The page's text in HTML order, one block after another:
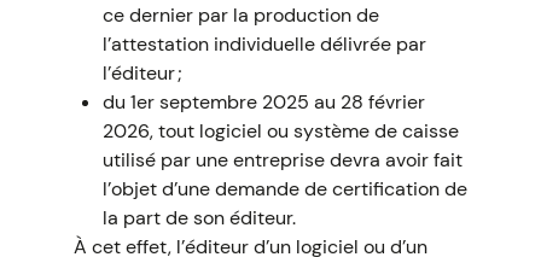
ce dernier par la production de
l’attestation individuelle délivrée par
l’éditeur ;
du 1er septembre 2025 au 28 février
2026, tout logiciel ou système de caisse
utilisé par une entreprise devra avoir fait
l’objet d’une demande de certification de
la part de son éditeur.
À cet effet, l’éditeur d’un logiciel ou d’un